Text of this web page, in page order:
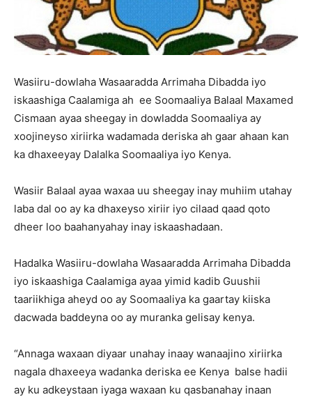
Wasiiru-dowlaha Wasaaradda Arrimaha Dibadda iyo
iskaashiga Caalamiga ah ee Soomaaliya Balaal Maxamed
Cismaan ayaa sheegay in dowladda Soomaaliya ay
xoojineyso xiriirka wadamada deriska ah gaar ahaan kan
ka dhaxeeyay Dalalka Soomaaliya iyo Kenya.
Wasiir Balaal ayaa waxaa uu sheegay inay muhiim utahay
laba dal oo ay ka dhaxeyso xiriir iyo cilaad qaad qoto
dheer loo baahanyahay inay iskaashadaan.
Hadalka Wasiiru-dowlaha Wasaaradda Arrimaha Dibadda
iyo iskaashiga Caalamiga ayaa yimid kadib Guushii
taariikhiga aheyd oo ay Soomaaliya ka gaartay kiiska
dacwada baddeyna oo ay muranka gelisay kenya.
“Annaga waxaan diyaar unahay inaay wanaajino xiriirka
nagala dhaxeeya wadanka deriska ee Kenya balse hadii
ay ku adkeystaan iyaga waxaan ku qasbanahay inaan